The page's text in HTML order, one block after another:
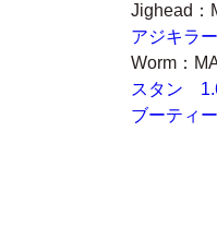
Jighead：
アジキラ
Worm：
スタン
ブーティ